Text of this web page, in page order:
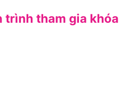
trình tham gia khóa